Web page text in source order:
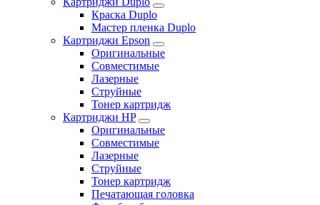
Краска Duplo
Мастер пленка Duplo
Картриджи Epson
Оригинальные
Совместимые
Лазерные
Струйные
Тонер картридж
Картриджи HP
Оригинальные
Совместимые
Лазерные
Струйные
Тонер картридж
Печатающая головка